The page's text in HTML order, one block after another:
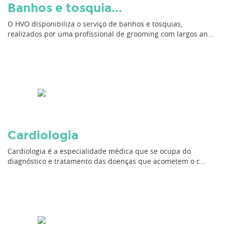
Banhos e tosquia...
O HVO disponibiliza o serviço de banhos e tosquias,
realizados por uma profissional de grooming com largos an...
Cardiologia
Cardiologia é a especialidade médica que se ocupa do
diagnóstico e tratamento das doenças que acometem o c...